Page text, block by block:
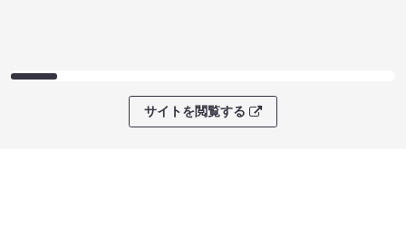
サイトを閲覧する